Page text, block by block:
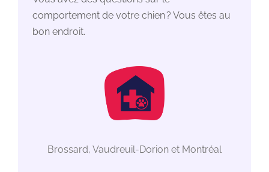
comportement de votre chien ? Vous êtes au
bon endroit.
Brossard, Vaudreuil-Dorion et Montréal